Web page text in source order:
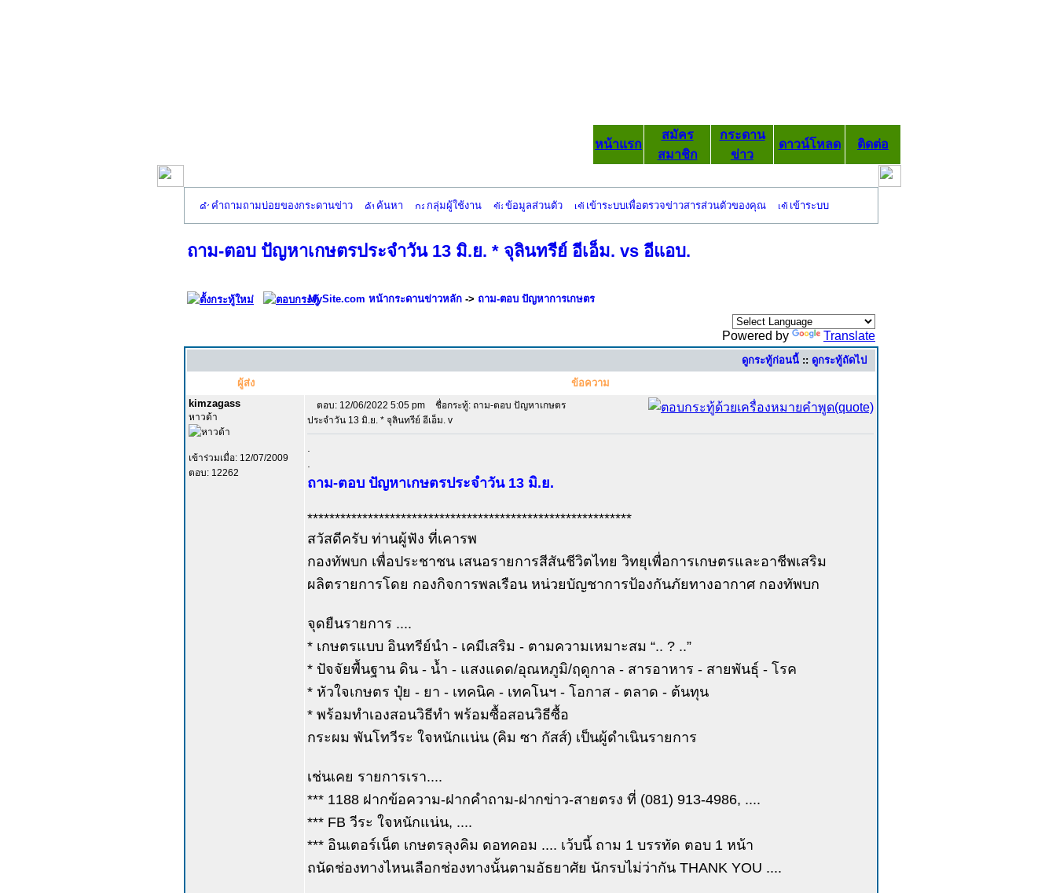
หน้าแรก
สมัคร
สมาชิก
กระดาน
ข่าว
ดาวน์โหลด ติดต่อ
คำถามถามบ่อยของกระดานข่าว ค้นหา กลุ่มผู้ใช้งาน ข้อมูลส่วนตัว เข้าระบบเพื่อตรวจข่าวสารส่วนตัวของคุณ เข้าระบบ
ถาม-ตอบ ปัญหาเกษตรประจำวัน 13 มิ.ย. * จุลินทรีย์ อีเอ็ม. vs อีแอบ.
MySite.com หน้ากระดานข่าวหลัก -> ถาม-ตอบ ปัญหาการเกษตร
Powered by Translate
ดูกระทู้ก่อนนี้ :: ดูกระทู้ถัดไป
ผู้ส่ง
ข้อความ
kimzagass
หาวด้า
เข้าร่วมเมื่อ: 12/07/2009
ตอบ: 12262
ตอบ: 12/06/2022 5:05 pm
ชื่อกระทู้: ถาม-ตอบ ปัญหาเกษตร
ประจำวัน 13 มิ.ย. * จุลินทรีย์ อีเอ็ม. v
ถาม-ตอบ ปัญหาเกษตรประจำวัน 13 มิ.ย.
***********************************************************
สวัสดีครับ ท่านผู้ฟัง ที่เคารพ
กองทัพบก เพื่อประชาชน เสนอรายการสีสันชีวิตไทย วิทยุเพื่อการเกษตรและอาชีพเสริม
ผลิตรายการโดย กองกิจการพลเรือน หน่วยบัญชาการป้องกันภัยทางอากาศ กองทัพบก
จุดยืนรายการ ....
* เกษตรแบบ อินทรีย์นำ - เคมีเสริม - ตามความเหมาะสม “.. ? ..”
* ปัจจัยพื้นฐาน ดิน - น้ำ - แสงแดด/อุณหภูมิ/ฤดูกาล - สารอาหาร - สายพันธุ์ - โรค
* หัวใจเกษตร ปุ๋ย - ยา - เทคนิค - เทคโนฯ - โอกาส - ตลาด - ต้นทุน
* พร้อมทำเองสอนวิธีทำ พร้อมซื้อสอนวิธีซื้อ
กระผม พันโทวีระ ใจหนักแน่น (คิม ซา กัสส์) เป็นผู้ดำเนินรายการ
เช่นเคย รายการเรา....
*** 1188 ฝากข้อความ-ฝากคำถาม-ฝากข่าว-สายตรง ที่ (081) 913-4986, ....
*** FB วีระ ใจหนักแน่น, ....
*** อินเตอร์เน็ต เกษตรลุงคิม ดอทคอม .... เว้บนี้ ถาม 1 บรรทัด ตอบ 1 หน้า
ถนัดช่องทางไหนเลือกช่องทางนั้นตามอัธยาศัย นักรบไม่ว่ากัน THANK YOU ....